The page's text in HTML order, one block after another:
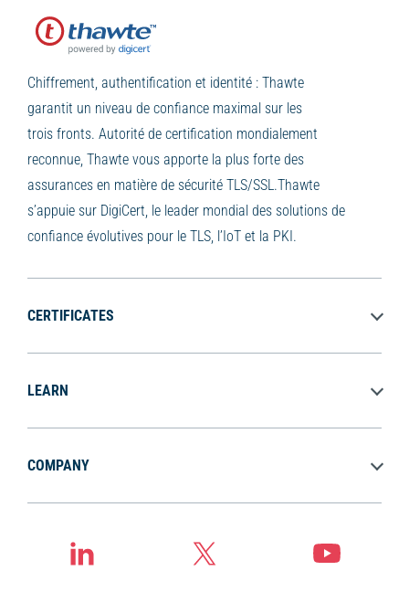
Chiffrement, authentification et identité : Thawte
garantit un niveau de confiance maximal sur les
trois fronts. Autorité de certification mondialement
reconnue, Thawte vous apporte la plus forte des
assurances en matière de sécurité TLS/SSL.Thawte
s’appuie sur DigiCert, le leader mondial des solutions de
confiance évolutives pour le TLS, l’IoT et la PKI.
CERTIFICATES
LEARN
COMPANY